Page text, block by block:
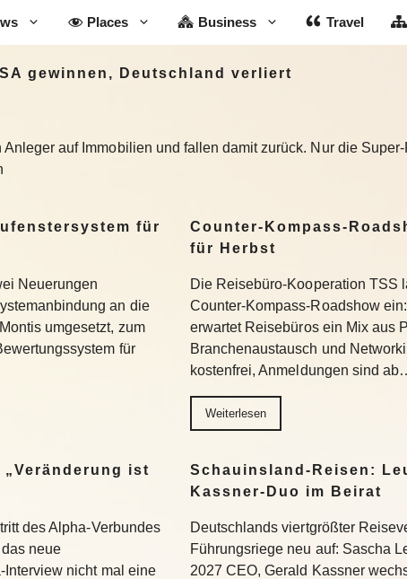
Places Business Travel
gewinnen, Deutschland verliert
Anleger auf Immobilien und fallen damit zurück. Nur die
für
Neuerungen
an die
umgesetzt, zum
für
Counter-Kompass-
für Herbst
Die Reisebüro-Kooperation TSS
Counter-Kompass-Roadshow
erwartet Reisebüros ein Mix aus
Branchenaustausch und
kostenfrei, Anmeldungen sind
Weiterlesen
ist
des Alpha-Verbundes
neue
Interview nicht mal eine
Schauinsland-Reisen:
Kassner-Duo im Beirat
Deutschlands viertgrößter
Führungsriege neu auf: Sascha
2027 CEO, Gerald Kassner